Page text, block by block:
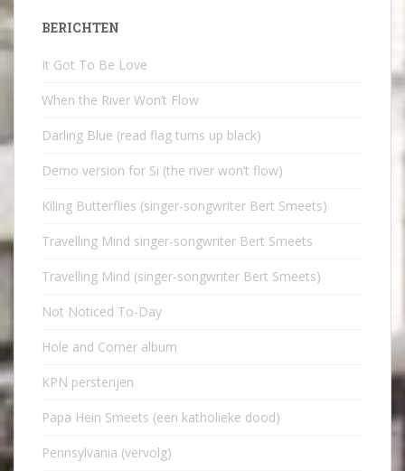
BERICHTEN
It Got To Be Love
When the River Won’t Flow
Darling Blue (read flag turns up black)
Demo version for Si (the river won’t flow)
Kiling Butterflies (singer-songwriter Bert Smeets)
Travelling Mind singer-songwriter Bert Smeets
Travelling Mind (singer-songwriter Bert Smeets)
Not Noticed To-Day
Hole and Corner album
KPN persterijen
Papa Hein Smeets (een katholieke dood)
Pennsylvania (vervolg)